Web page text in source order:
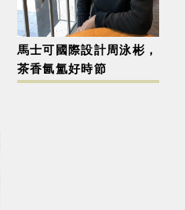
馬士可國際設計周泳彬，
茶香氤氳好時節